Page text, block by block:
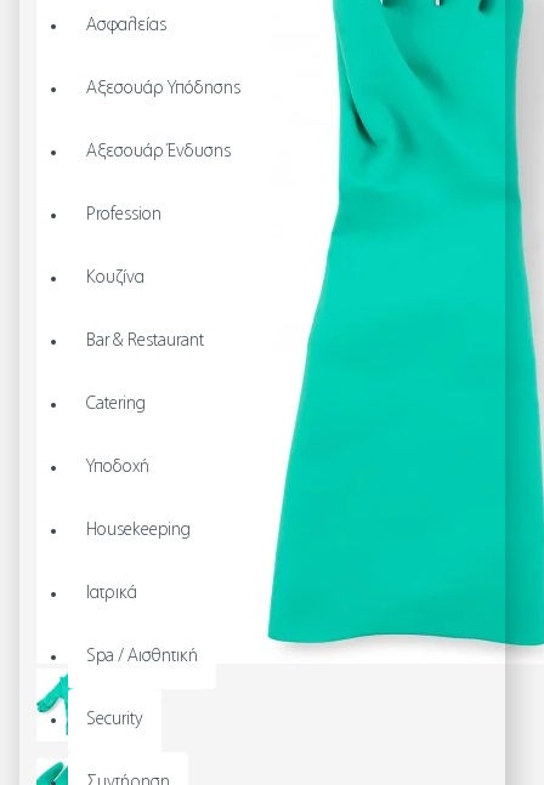
Ασφαλείας
Αξεσουάρ Υπόδησης
Αξεσουάρ Ένδυσης
Profession
Κουζίνα
Bar & Restaurant
Catering
Υποδοχή
Housekeeping
Ιατρικά
Spa / Αισθητική
Security